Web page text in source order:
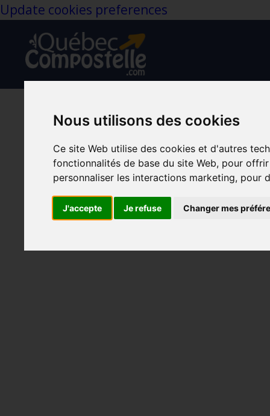
Nous utilisons des cookies
Ce site Web utilise des cookies et d'autres
fonctionnalités de base du site Web, pour offrir
personnaliser les interactions marketing, pour
J'accepte Je refuse Changer mes
Update cookies preferences
Conférence/
passion à la
Compostelle Défi Ça Marche Marche Communautaire Marche